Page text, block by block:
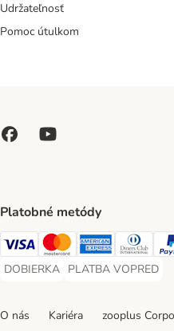
Udržateľnosť
Pomoc útulkom
Platobné metódy
Visa Payment Method
Mastercard Payment
American Express
Diners
DOBIERKA
DOBIERKA Payment Method
PLATBA VOPRED
PLATBA VOPRED
O nás Kariéra zooplus